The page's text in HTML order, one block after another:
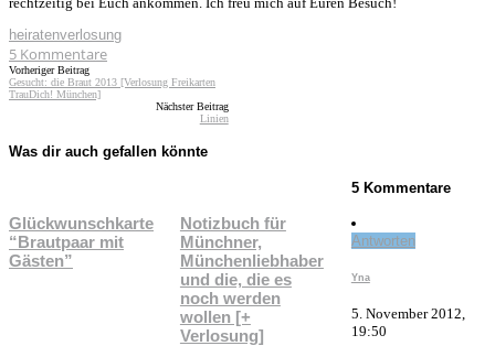
heiratenverlosung
5 Kommentare
Vorheriger Beitrag
Gesucht: die Braut 2013 [Verlosung Freikarten
TrauDich! München]
Nächster Beitrag
Linien
Was dir auch gefallen könnte
Glückwunschkarte
“Brautpaar mit
Gästen”
Notizbuch für
Münchner,
Münchenliebhaber
und die, die es
noch werden
wollen [+
Verlosung]
5 Kommentare
Antworten
Yna
5. November 2012,
19:50